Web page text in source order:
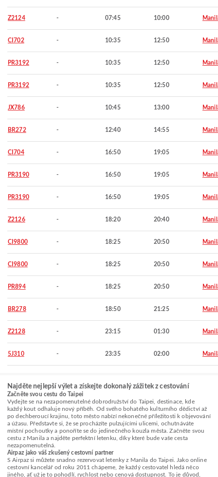
Z2124 - 07:45 10:00
CI702 - 10:35 12:50
PR3192 - 10:35 12:50
PR3192 - 10:35 12:50
JX786 - 10:45 13:00
BR272 - 12:40 14:55
CI704 - 16:50 19:05
PR3190 - 16:50 19:05
PR3190 - 16:50 19:05
Z2126 - 18:20 20:40
CI9800 - 18:25 20:50
CI9800 - 18:25 20:50
PR894 - 18:25 20:50
BR278 - 18:50 21:25
Z2128 - 23:15 01:30
5J310 - 23:35 02:00
Najděte nejlepší výlet a získejte dokonalý zážitek z cestování
Začněte svou cestu do Taipei
Vydejte se na nezapomenutelné dobrodružství do Taipei, destinace, kde
každý kout odhaluje nový příběh. Od svého bohatého kulturního dědictví až
po dechberoucí krajinu, toto město nabízí nekonečné příležitosti k objevování
a úžasu. Představte si, že se procházíte pulzujícími ulicemi, ochutnáváte
místní pochoutky a ponoříte se do jedinečného kouzla města. Začněte svou
cestu z Manila a najděte perfektní letenku, díky které bude vaše cesta
nezapomenutelná.
Airpaz jako váš zkušený cestovní partner
S Airpaz si můžete snadno rezervovat letenky z Manila do Taipei. Jako online
cestovní kancelář od roku 2011 chápeme, že každý cestovatel hledá něco
jiného, ať už je to pohodlí, rychlost nebo cenová dostupnost. To je důvod,